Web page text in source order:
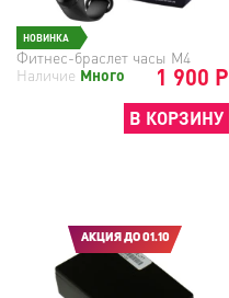
НОВИНКА
Фитнес-браслет часы М4
1 900 Р
Наличие Много
В КОРЗИНУ
АКЦИЯ ДО 01.10